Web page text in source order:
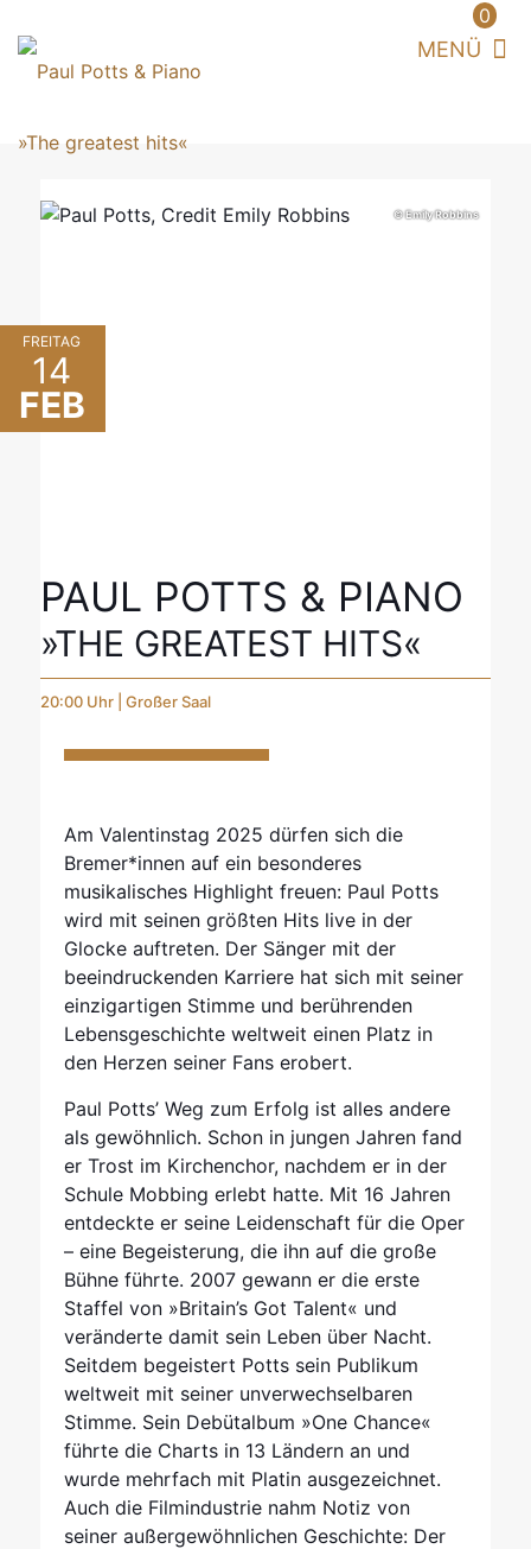
0
FREITAG
14
FEB
© Emily Robbins
PAUL POTTS & PIANO
»THE GREATEST HITS«
20:00 Uhr | Großer Saal
Am Valentinstag 2025 dürfen sich die
Bremer*innen auf ein besonderes
musikalisches Highlight freuen: Paul Potts
wird mit seinen größten Hits live in der
Glocke auftreten. Der Sänger mit der
beeindruckenden Karriere hat sich mit seiner
einzigartigen Stimme und berührenden
Lebensgeschichte weltweit einen Platz in
den Herzen seiner Fans erobert.
Paul Potts’ Weg zum Erfolg ist alles andere
als gewöhnlich. Schon in jungen Jahren fand
er Trost im Kirchenchor, nachdem er in der
Schule Mobbing erlebt hatte. Mit 16 Jahren
entdeckte er seine Leidenschaft für die Oper
– eine Begeisterung, die ihn auf die große
Bühne führte. 2007 gewann er die erste
Staffel von »Britain’s Got Talent« und
veränderte damit sein Leben über Nacht.
Seitdem begeistert Potts sein Publikum
weltweit mit seiner unverwechselbaren
Stimme. Sein Debütalbum »One Chance«
führte die Charts in 13 Ländern an und
wurde mehrfach mit Platin ausgezeichnet.
Auch die Filmindustrie nahm Notiz von
seiner außergewöhnlichen Geschichte: Der